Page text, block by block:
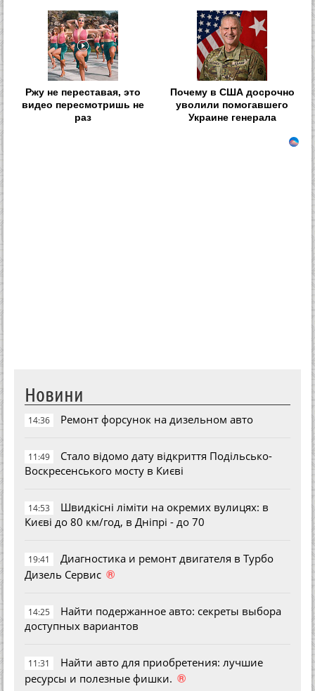
Ржу не переставая, это
видео пересмотришь не
раз
Почему в США досрочно
уволили помогавшего
Украине генерала
Новини
14:36 Ремонт форсунок на дизельном авто
11:49
Стало відомо дату відкриття Подільсько-
Воскресенського мосту в Києві
14:53
Швидкісні ліміти на окремих вулицях: в
Києві до 80 км/год, в Дніпрі - до 70
19:41
Диагностика и ремонт двигателя в Турбо
Дизель Сервис ®
14:25
Найти подержанное авто: секреты выбора
доступных вариантов
11:31
Найти авто для приобретения: лучшие
ресурсы и полезные фишки. ®